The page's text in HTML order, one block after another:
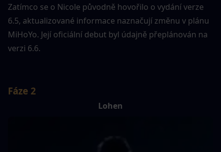
Zatímco se o Nicole původně hovořilo o vydání verze
6.5, aktualizované informace naznačují změnu v plánu
MiHoYo. Její oficiální debut byl údajně přeplánován na
verzi 6.6.
Fáze 2
Lohen